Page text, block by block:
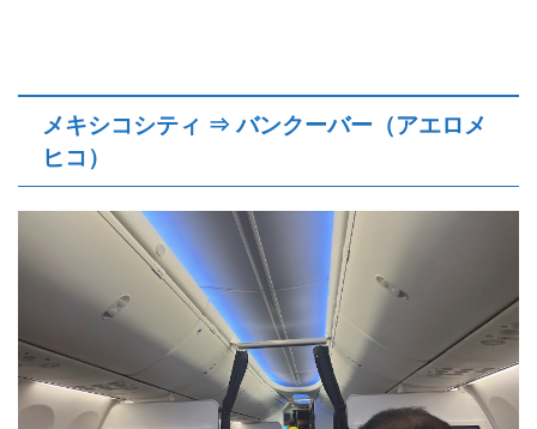
メキシコシティ ⇒ バンクーバー（アエロメ
ヒコ）